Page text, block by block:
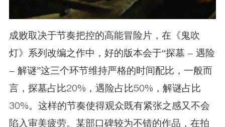
成败取决于节奏把控的高能冒险片，在《鬼吹
灯》系列改编之作中，好的版本会于“探墓 - 遇险
- 解谜”这三个环节维持严格的时间配比，一般而
言，探墓占比20%，遇险占比50%，解谜占比
30%。这样的节奏使得观众既有紧张之感又不会
陷入审美疲劳。某部口碑较为不错的作品，在拍